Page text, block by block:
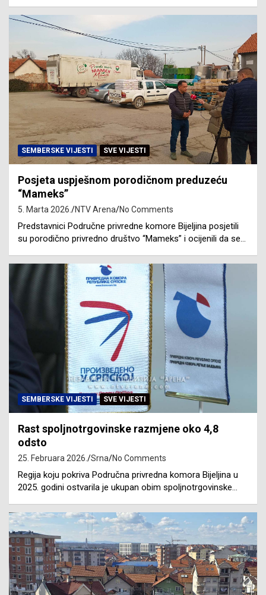
SEMBERSKE VIJESTI SVE VIJESTI
Posjeta uspješnom porodičnom preduzeću
“Mameks”
5. Marta 2026. NTV Arena No Comments
Predstavnici Područne privredne komore Bijeljina posjetili
su porodično privredno društvo “Mameks” i ocijenili da se…
SEMBERSKE VIJESTI SVE VIJESTI
Rast spoljnotrgovinske razmjene oko 4,8
odsto
25. Februara 2026. Srna No Comments
Regija koju pokriva Područna privredna komora Bijeljina u
2025. godini ostvarila je ukupan obim spoljnotrgovinske…